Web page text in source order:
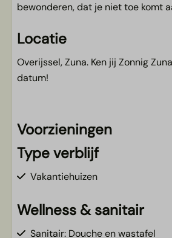
bewonderen, dat je niet toe komt
Locatie
Overijssel, Zuna. Ken jij Zonnig
datum!
Voorzieningen
Type verblijf
Vakantiehuizen
Wellness & sanitair
Sanitair: Douche en wastafel